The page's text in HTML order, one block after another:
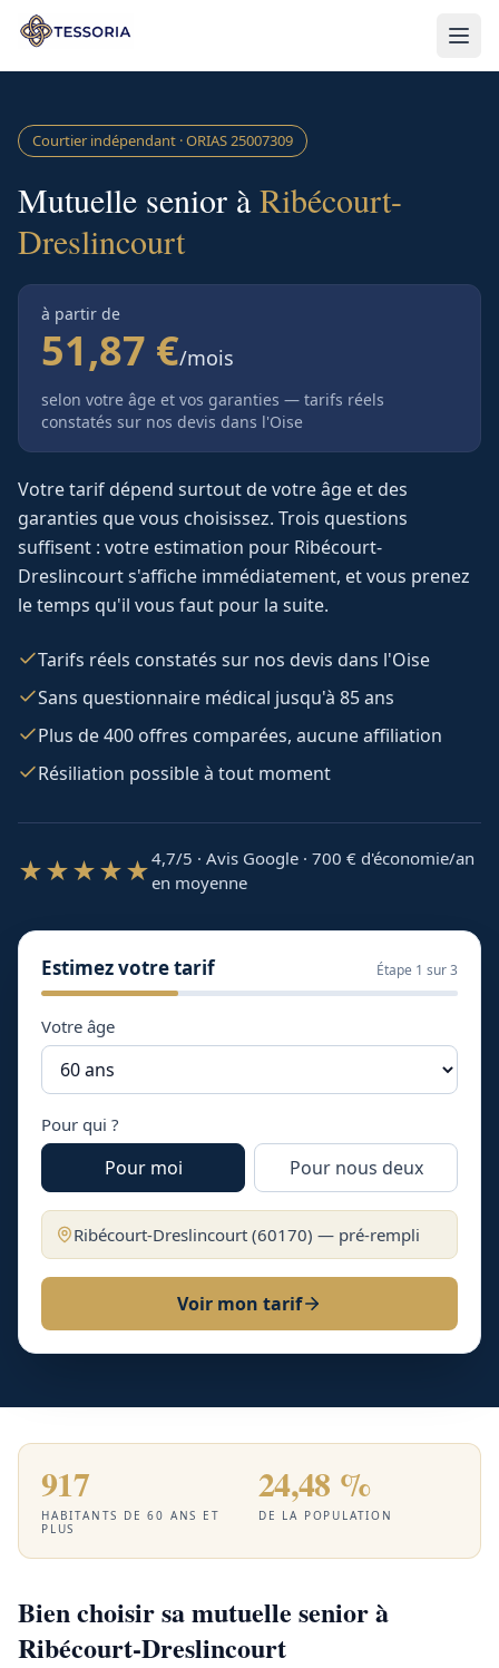
Aller au contenu principal
Courtier indépendant · ORIAS25007309
Mutuelle senior àRibécourt-
Dreslincourt
à partir de
51,87 €/mois
selon votre âge et vos garanties — tarifs réels
constatés sur nos devis dans l'Oise
Votre tarif dépend surtout de votre âge et des
garanties que vous choisissez. Trois questions
suffisent : votre estimation pour Ribécourt-
Dreslincourts'affiche immédiatement, et vous prenez
le temps qu'il vous faut pour la suite.
Tarifs réels constatés sur nos devis dans l'Oise
Sans questionnaire médical jusqu'à 85 ans
Plus de 400 offres comparées, aucune affiliation
Résiliation possible à tout moment
★★★★★4,7/5 · Avis Google · 700 € d'économie/an
en moyenne
Estimez votre tarif Étape 1 sur 3
Votre âge
Pour qui ?
Pour moi Pour nous deux
Ribécourt-Dreslincourt (60170) — pré-rempli
Voir mon tarif
917
HABITANTS DE 60 ANS ET
PLUS
24,48 %
DE LA POPULATION
Bien choisir sa mutuelle senior à
Ribécourt-Dreslincourt